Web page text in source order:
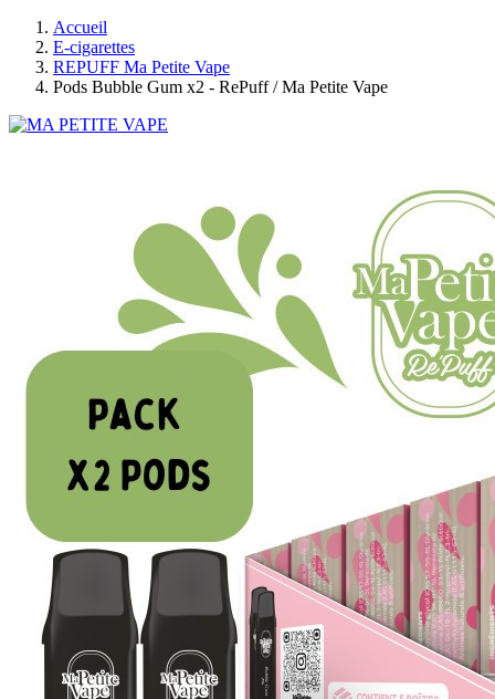
Accueil
E-cigarettes
REPUFF Ma Petite Vape
Pods Bubble Gum x2 - RePuff / Ma Petite Vape